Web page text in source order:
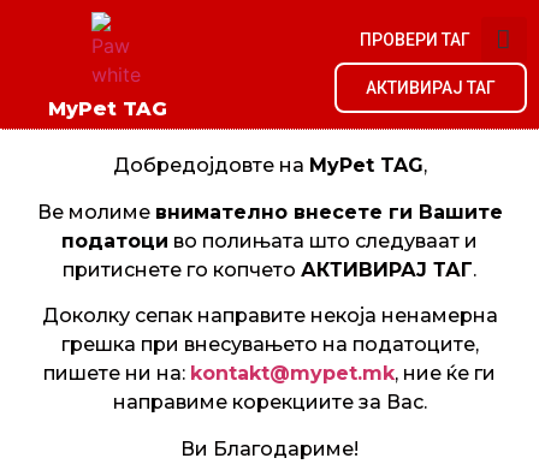
MyPet TAG
ПРОВЕРИ ТАГ
АКТИВИРАЈ ТАГ
Добредојдовте на MyPet TAG,
Ве молиме внимателно внесете ги Вашите
податоци во полињата што следуваат и
притиснете го копчето АКТИВИРАЈ ТАГ.
Доколку сепак направите некоја ненамерна
грешка при внесувањето на податоците,
пишете ни на: kontakt@mypet.mk, ние ќе ги
направиме корекциите за Вас.
Ви Благодариме!